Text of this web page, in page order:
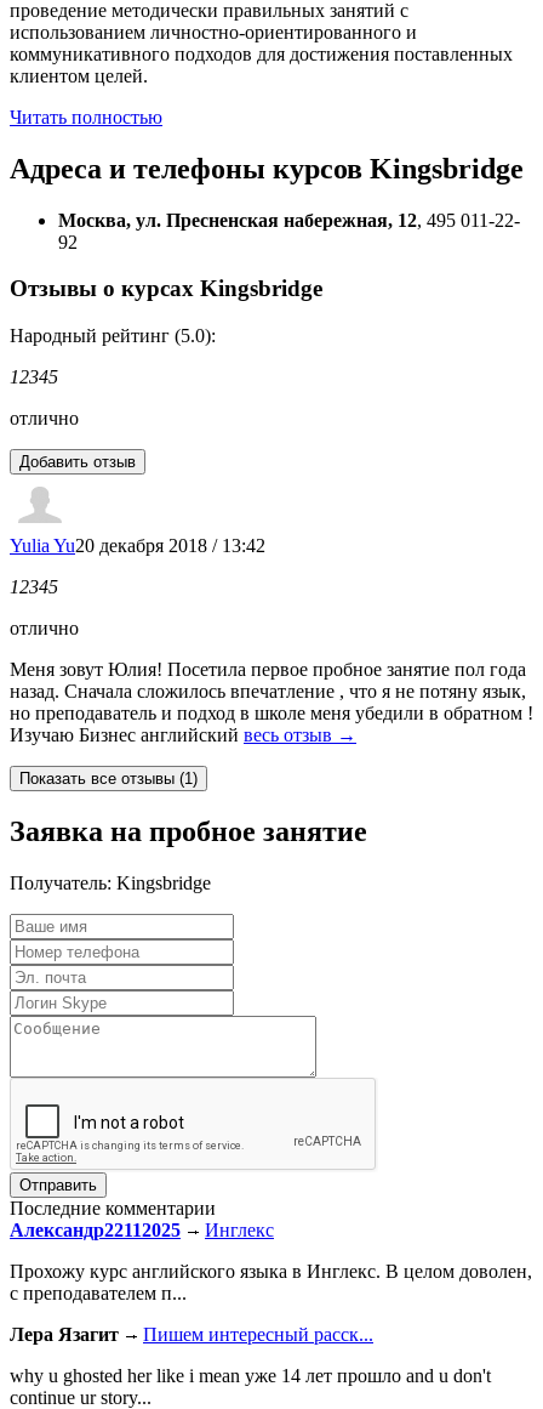
проведение методически правильных занятий с
использованием личностно-ориентированного и
коммуникативного подходов для достижения поставленных
клиентом целей.
Читать полностью
Адреса и телефоны курсов Kingsbridge
Москва, ул. Пресненская набережная, 12, 495 011-22-
92
Отзывы о курсах Kingsbridge
Народный рейтинг (5.0):
12345
отлично
Yulia Yu20 декабря 2018 / 13:42
12345
отлично
Меня зовут Юлия! Посетила первое пробное занятие пол года
назад. Сначала сложилось впечатление , что я не потяну язык,
но преподаватель и подход в школе меня убедили в обратном !
Изучаю Бизнес английский весь отзыв →
Заявка на пробное занятие
Получатель: Kingsbridge
Последние комментарии
Александр22112025
Инглекс
Прохожу курс английского языка в Инглекс. В целом доволен,
с преподавателем п...
Лера Язагит
Пишем интересный расск...
why u ghosted her like i mean уже 14 лет прошло and u don't
continue ur story...